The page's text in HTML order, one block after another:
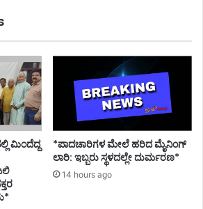
ಮಿಂದೆದ್ದ
*ಪಾದಚಾರಿಗಳ ಮೇಲೆ ಹರಿದ ಮೈನಿಂಗ್
ಲಾರಿ: ಇಬ್ಬರು ಸ್ಥಳದಲ್ಲೇ ದುರ್ಮರಣ*
14 hours ago